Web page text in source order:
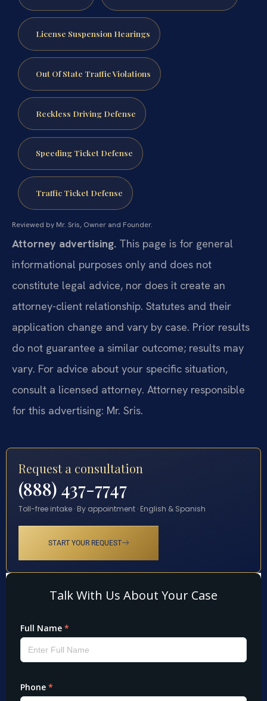
License Suspension Hearings
Out Of State Traffic Violations
Reckless Driving Defense
Speeding Ticket Defense
Traffic Ticket Defense
Reviewed by Mr. Sris, Owner and Founder.
Attorney advertising. This page is for general
informational purposes only and does not
constitute legal advice, nor does it create an
attorney-client relationship. Statutes and their
application change and vary by case. Prior results
do not guarantee a similar outcome; results may
vary. For advice about your specific situation,
consult a licensed attorney. Attorney responsible
for this advertising: Mr. Sris.
Request a consultation
(888) 437-7747
Toll-free intake · By appointment · English & Spanish
START YOUR REQUEST